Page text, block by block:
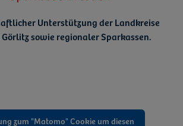
Unterstützung der Landkreise
sowie regionaler Sparkassen.
zum "Matomo" Cookie um diesen